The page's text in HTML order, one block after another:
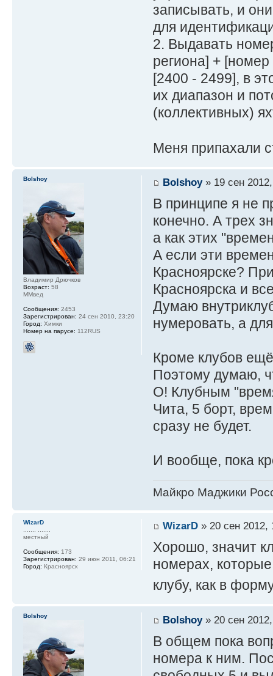
записывать, и
для
2. Выдавать
региона] +
[2400 - 2499], в
их диапазон и
(коллективных)
Меня припахали
Bolshoy» 19 сен
В принципе я не
конечно. А трех
а как этих
А если эти
Красноярске?
Красноярска и
Думаю
нумеровать, а
Кроме клубов
Поэтому думаю,
О! Клубным
Чита, 5 борт,
сразу не будет.
И вообще, пока
Майкро Маджики
Bolshoy
Владимир Дрючков
Возраст: 58
ММвед
Сообщения: 2453
Зарегистрирован: 24 сен 2010, 23:20
Город: Химки
Номер на парусе: 112RUS
WizarD» 20 сен 2012,
Хорошо, значит
номерах, которые
клубу, как в
WizarD
местный
Сообщения: 173
Зарегистрирован: 29 июн 2011, 06:21
Город: Красноярск
Bolshoy» 20 сен
В общем пока
номера к ним.
Bolshoy